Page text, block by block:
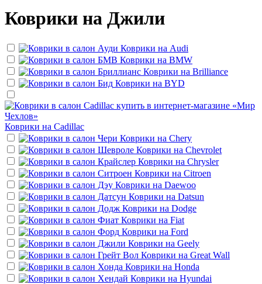
Коврики на Джили
Коврики на Audi
Коврики на BMW
Коврики на Brilliance
Коврики на BYD
Коврики на Cadillac
Коврики на Chery
Коврики на Chevrolet
Коврики на Chrysler
Коврики на Citroen
Коврики на Daewoo
Коврики на Datsun
Коврики на Dodge
Коврики на Fiat
Коврики на Ford
Коврики на Geely
Коврики на Great Wall
Коврики на Honda
Коврики на Hyundai